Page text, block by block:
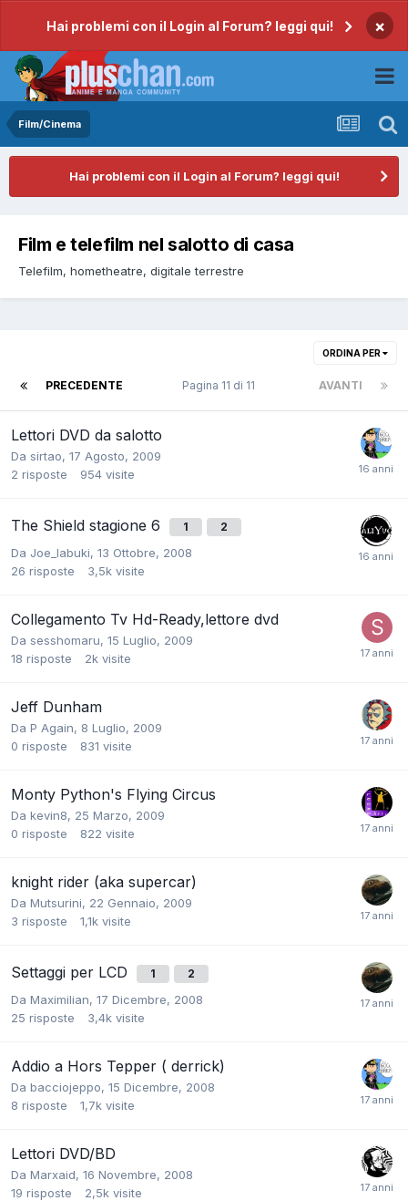
Hai problemi con il Login al Forum? leggi qui! ×
Film/Cinema
Hai problemi con il Login al Forum? leggi qui!
Film e telefilm nel salotto di casa
Telefilm, hometheatre, digitale terrestre
ORDINA PER
PRECEDENTE AVANTI
Pagina 11 di 11
Lettori DVD da salotto
Da sirtao, 17 Agosto, 2009
2 risposte 954 visite
The Shield stagione 6 1 2
Da Joe_Iabuki, 13 Ottobre, 2008
26 risposte 3,5k visite
Collegamento Tv Hd-Ready,lettore dvd
Da sesshomaru, 15 Luglio, 2009
18 risposte 2k visite
Jeff Dunham
Da P Again, 8 Luglio, 2009
0 risposte 831 visite
Monty Python's Flying Circus
Da kevin8, 25 Marzo, 2009
0 risposte 822 visite
knight rider (aka supercar)
Da Mutsurini, 22 Gennaio, 2009
3 risposte 1,1k visite
Settaggi per LCD 1 2
Da Maximilian, 17 Dicembre, 2008
25 risposte 3,4k visite
Addio a Hors Tepper ( derrick)
Da bacciojeppo, 15 Dicembre, 2008
8 risposte 1,7k visite
Lettori DVD/BD
Da Marxaid, 16 Novembre, 2008
19 risposte 2,5k visite